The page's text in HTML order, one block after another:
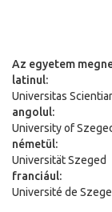
Az egyetem
latinul:
Universitas
angolul:
University of
németül:
Universität Szeged
franciául:
Université de